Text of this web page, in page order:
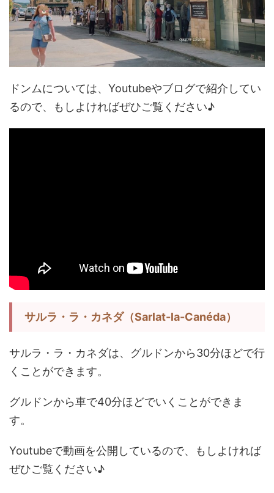
ドンムについては、Youtubeやブログで紹介してい
るので、もしよければぜひご覧ください♪
サルラ・ラ・カネダ（Sarlat-la-Canéda）
サルラ・ラ・カネダは、グルドンから30分ほどで行
くことができます。
グルドンから車で40分ほどでいくことができま
す。
Youtubeで動画を公開しているので、もしよければ
ぜひご覧ください♪